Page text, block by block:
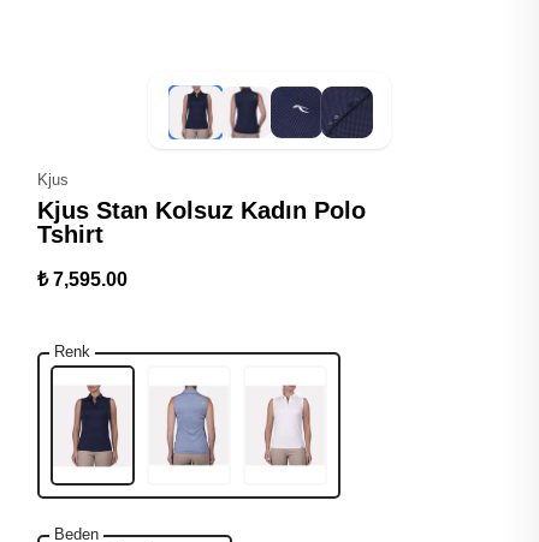
Kjus
Kjus Stan Kolsuz Kadın Polo
Tshirt
₺ 7,595.00
Renk
Beden